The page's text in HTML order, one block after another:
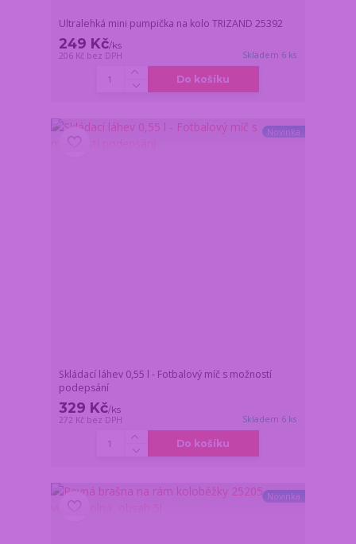
Ultralehká mini pumpička na kolo TRIZAND 25392
249 Kč/ks
206 Kč bez DPH Skladem 6 ks
Do košíku
Novinka
Skládací láhev 0,55 l - Fotbalový míč s možností
podepsání
329 Kč/ks
272 Kč bez DPH Skladem 6 ks
Do košíku
Novinka